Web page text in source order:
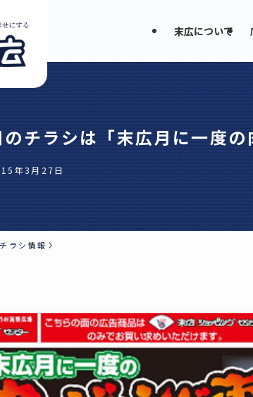
末広について
のチラシは「末広月に一度
年3月27日
チラシ情報